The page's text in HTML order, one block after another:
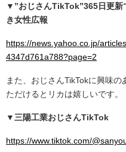
▼”おじさんTikTok”365日更
き女性広報
https://news.yahoo.co.jp/
4347d761a788?page=2
また、おじさんTikTokに興味
ただけるとリカは嬉しいです。
▼三陽工業おじさんTikTok
https://www.tiktok.com/